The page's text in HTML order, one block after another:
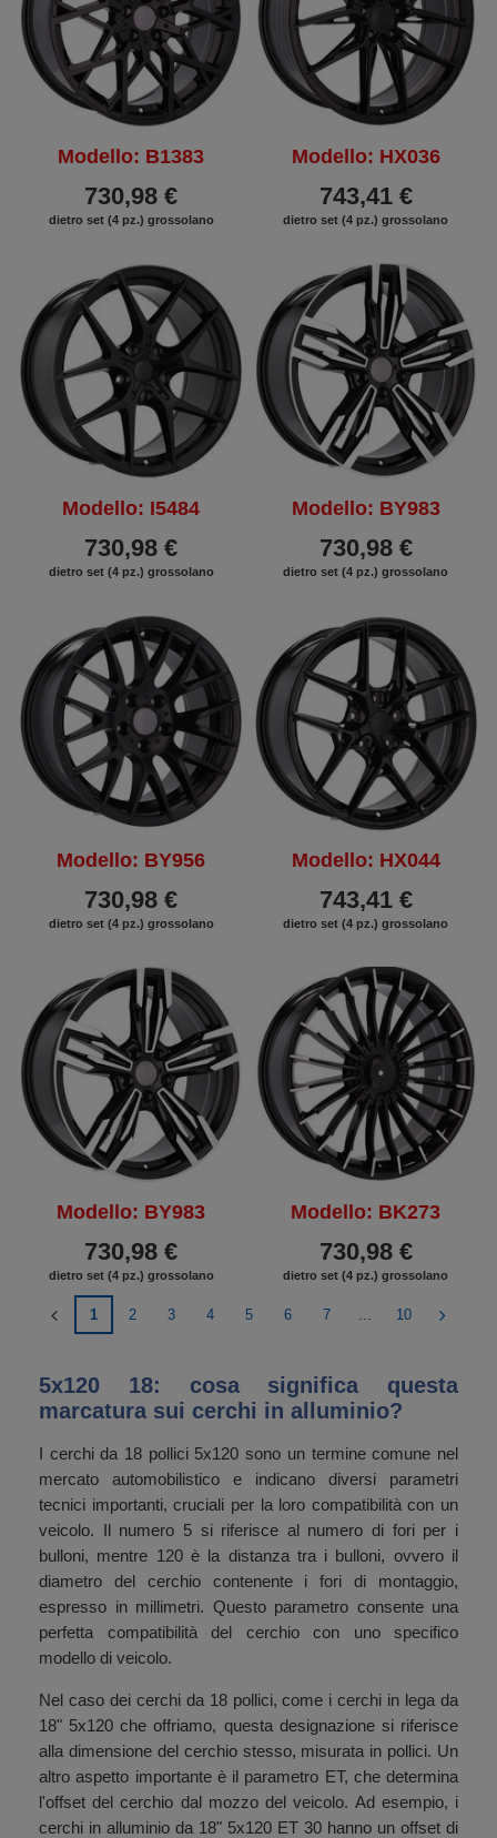
Modello: B1383
730,98 €
dietro set (4 pz.) grossolano
Modello: HX036
743,41 €
dietro set (4 pz.) grossolano
Modello: I5484
730,98 €
dietro set (4 pz.) grossolano
Modello: BY983
730,98 €
dietro set (4 pz.) grossolano
Modello: BY956
730,98 €
dietro set (4 pz.) grossolano
Modello: HX044
743,41 €
dietro set (4 pz.) grossolano
Modello: BY983
730,98 €
dietro set (4 pz.) grossolano
Modello: BK273
730,98 €
dietro set (4 pz.) grossolano
1 2 3 4 5 6 7 10
5x120 18: cosa significa questa
marcatura sui cerchi in alluminio?
I cerchi da 18 pollici 5x120 sono un termine comune nel
mercato automobilistico e indicano diversi parametri
tecnici importanti, cruciali per la loro compatibilità con un
veicolo. Il numero 5 si riferisce al numero di fori per i
bulloni, mentre 120 è la distanza tra i bulloni, ovvero il
diametro del cerchio contenente i fori di montaggio,
espresso in millimetri. Questo parametro consente una
perfetta compatibilità del cerchio con uno specifico
modello di veicolo.
Nel caso dei cerchi da 18 pollici, come i cerchi in lega da
18" 5x120 che offriamo, questa designazione si riferisce
alla dimensione del cerchio stesso, misurata in pollici. Un
altro aspetto importante è il parametro ET, che determina
l'offset del cerchio dal mozzo del veicolo. Ad esempio, i
cerchi in alluminio da 18" 5x120 ET 30 hanno un offset di